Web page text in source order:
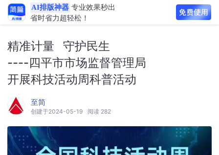
AI排版神器 专业效果秒出
省时省力超轻松！
精准计量 守护民生
----四平市市场监督管理局
开展科技活动周科普活动
至简
创建于2024-05-19 阅读 282